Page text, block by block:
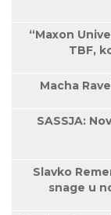
“Maxon
TBF,
Macha
SASSJA:
Slavko
snage u